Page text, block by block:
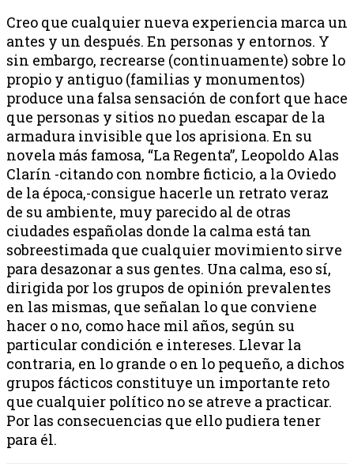
Creo que cualquier nueva experiencia marca un
antes y un después. En personas y entornos. Y
sin embargo, recrearse (continuamente) sobre lo
propio y antiguo (familias y monumentos)
produce una falsa sensación de confort que hace
que personas y sitios no puedan escapar de la
armadura invisible que los aprisiona. En su
novela más famosa, “La Regenta”, Leopoldo Alas
Clarín -citando con nombre ficticio, a la Oviedo
de la época,-consigue hacerle un retrato veraz
de su ambiente, muy parecido al de otras
ciudades españolas donde la calma está tan
sobreestimada que cualquier movimiento sirve
para desazonar a sus gentes. Una calma, eso sí,
dirigida por los grupos de opinión prevalentes
en las mismas, que señalan lo que conviene
hacer o no, como hace mil años, según su
particular condición e intereses. Llevar la
contraria, en lo grande o en lo pequeño, a dichos
grupos fácticos constituye un importante reto
que cualquier político no se atreve a practicar.
Por las consecuencias que ello pudiera tener
para él.